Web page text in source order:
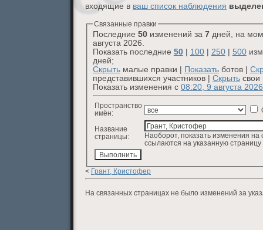
входящие в ваш список наблюдения
Связанные правки
Последние 50изменений за 7дней, на
августа 2026.
Показать последние 50| 100| 250| 500
дней;
Скрытьмалые правки | Показатьботов |
представившихся участников | Скрытьсвои
Показать изменения с 08:20, 9 августа 2026
Пространство
имён:
Название
страницы:
Наоборот, показать изменения на
ссылаются на указанную страницу
< Грант, Кристофер
На связанных страницах не было изменений за